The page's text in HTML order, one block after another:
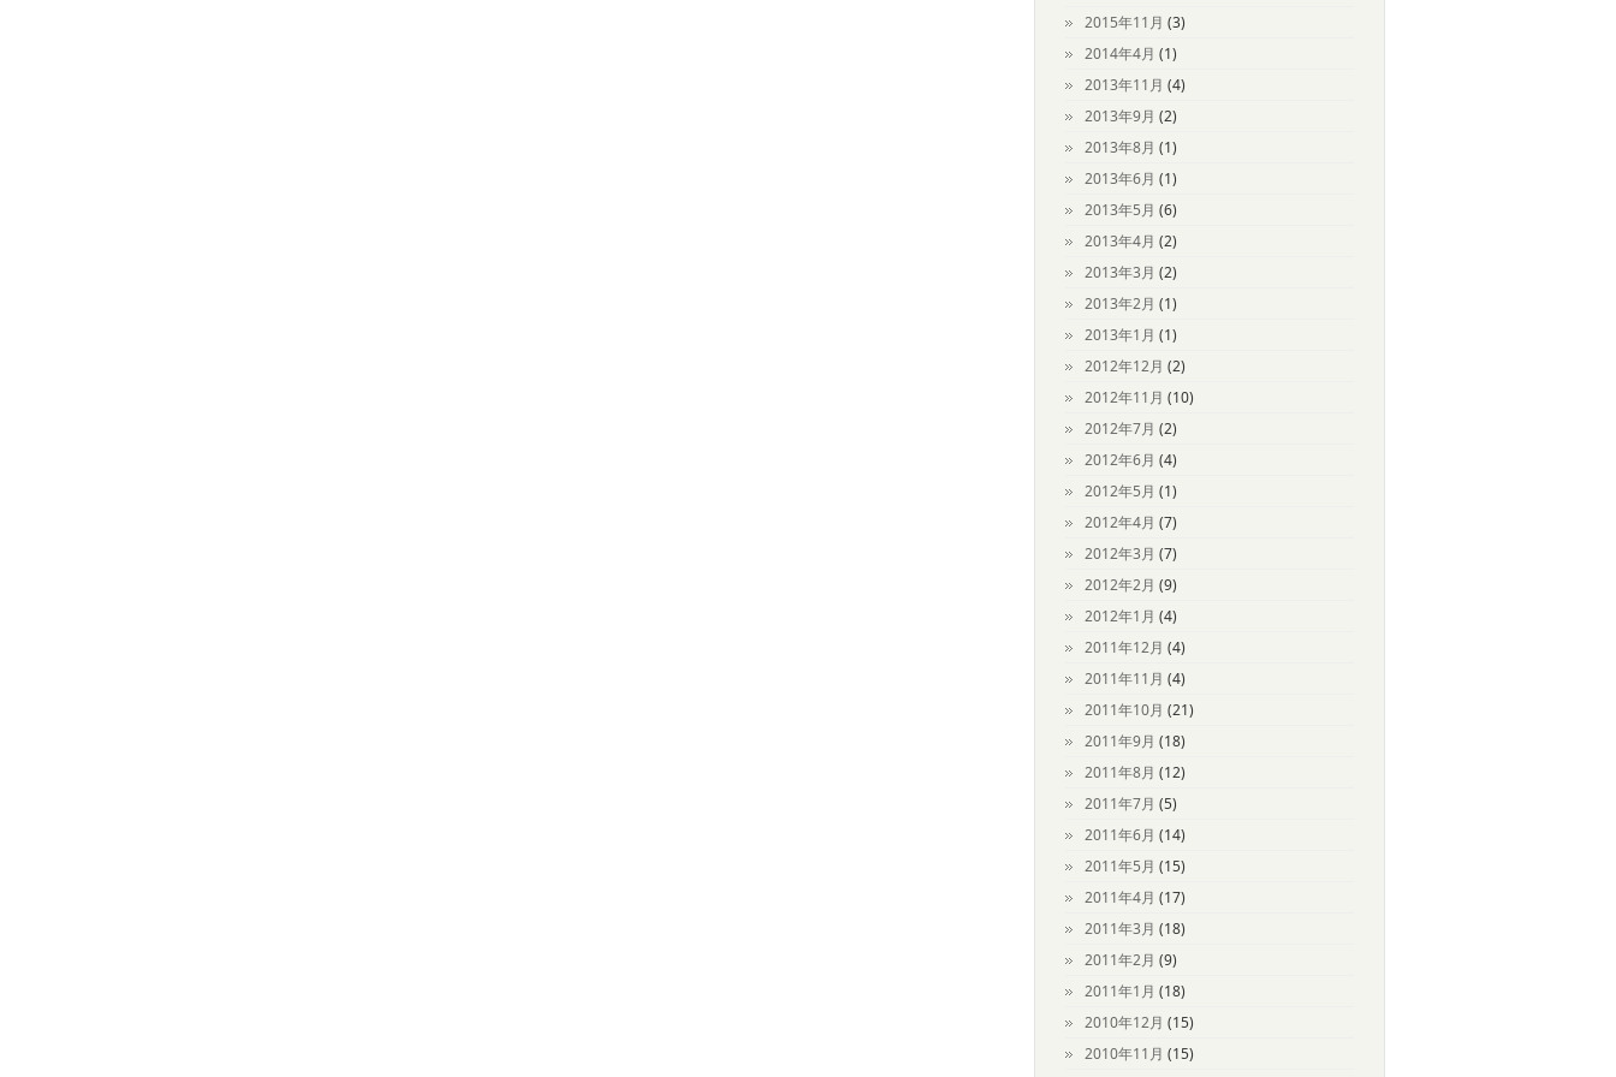
2015年11月 (3)
2014年4月 (1)
2013年11月 (4)
2013年9月 (2)
2013年8月 (1)
2013年6月 (1)
2013年5月 (6)
2013年4月 (2)
2013年3月 (2)
2013年2月 (1)
2013年1月 (1)
2012年12月 (2)
2012年11月 (10)
2012年7月 (2)
2012年6月 (4)
2012年5月 (1)
2012年4月 (7)
2012年3月 (7)
2012年2月 (9)
2012年1月 (4)
2011年12月 (4)
2011年11月 (4)
2011年10月 (21)
2011年9月 (18)
2011年8月 (12)
2011年7月 (5)
2011年6月 (14)
2011年5月 (15)
2011年4月 (17)
2011年3月 (18)
2011年2月 (9)
2011年1月 (18)
2010年12月 (15)
2010年11月 (15)